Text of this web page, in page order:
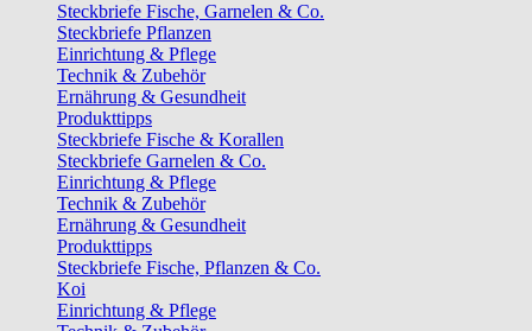
Steckbriefe Fische, Garnelen & Co.
Steckbriefe Pflanzen
Einrichtung & Pflege
Technik & Zubehör
Ernährung & Gesundheit
Produkttipps
Steckbriefe Fische & Korallen
Steckbriefe Garnelen & Co.
Einrichtung & Pflege
Technik & Zubehör
Ernährung & Gesundheit
Produkttipps
Steckbriefe Fische, Pflanzen & Co.
Koi
Einrichtung & Pflege